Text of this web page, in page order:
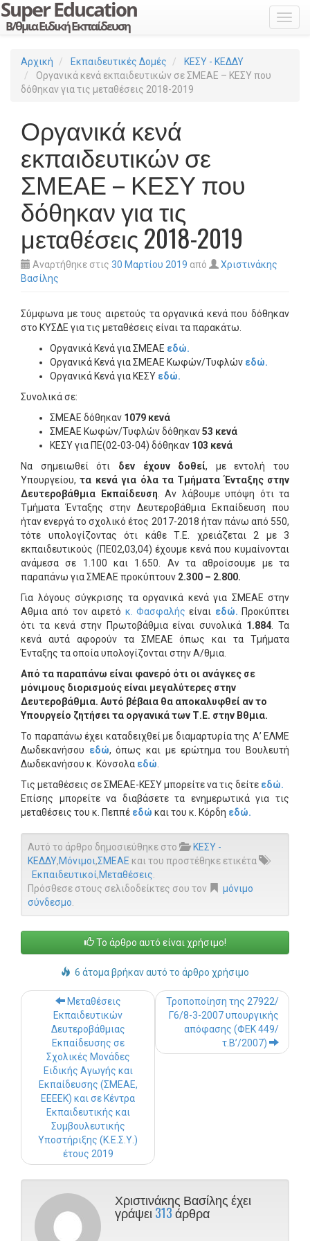
Αρχική Εκπαιδευτικές Δομές
ΚΕΣΥ - ΚΕΔΔΥ
Οργανικά κενά εκπαιδευτικών σε ΣΜΕΑΕ – ΚΕΣΥ που
δόθηκαν για τις μεταθέσεις 2018-2019
Οργανικά κενά
εκπαιδευτικών σε
ΣΜΕΑΕ – ΚΕΣΥ που
δόθηκαν για τις
μεταθέσεις 2018-2019
Αναρτήθηκε στις 30 Μαρτίου 2019 από
Χριστινάκης
Βασίλης
Σύμφωνα με τους αιρετούς τα οργανικά κενά που δόθηκαν
στο ΚΥΣΔΕ για τις μεταθέσεις είναι τα παρακάτω.
Οργανικά Κενά για ΣΜΕΑΕ εδώ.
Οργανικά Κενά για ΣΜΕΑΕ Κωφών/Τυφλών εδώ.
Οργανικά Κενά για ΚΕΣΥ εδώ.
Συνολικά σε:
ΣΜΕΑΕ δόθηκαν 1079 κενά
ΣΜΕΑΕ Κωφών/Τυφλών δόθηκαν53 κενά
ΚΕΣΥ για ΠΕ(02-03-04) δόθηκαν 103 κενά
Να σημειωθεί ότι δεν έχουν δοθεί, με εντολή του
Υπουργείου,τα κενά για όλα τα Τμήματα Ένταξης στην
Δευτεροβάθμια Εκπαίδευση . Αν λάβουμε υπόψη ότι τα
Τμήματα Ένταξης στην Δευτεροβάθμια Εκπαίδευση που
ήταν ενεργά το σχολικό έτος 2017-2018 ήταν πάνω από 550,
τότε υπολογίζοντας ότι κάθε Τ.Ε. χρειάζεται 2 με 3
εκπαιδευτικούς (ΠΕ02,03,04) έχουμε κενά που κυμαίνονται
ανάμεσα σε 1.100 και 1.650. Αν τα αθροίσουμε με τα
παραπάνω για ΣΜΕΑΕ προκύπτουν 2.300 – 2.800.
Για λόγους σύγκρισης τα οργανικά κενά για ΣΜΕΑΕ στην
Αθμια από τον αιρετό κ. Φασφαλής είναι εδώ. Προκύπτει
ότι τα κενά στην Πρωτοβάθμια είναι συνολικά 1.884 . Τα
κενά αυτά αφορούν τα ΣΜΕΑΕ όπως και τα Τμήματα
Ένταξης τα οποία υπολογίζονται στην Α/θμια.
Από τα παραπάνω είναι φανερό ότι οι ανάγκες σε
μόνιμους διορισμούς είναι μεγαλύτερες στην
Δευτεροβάθμια. Αυτό βέβαια θα αποκαλυφθεί αν το
Υπουργείο ζητήσει τα οργανικά των Τ.Ε. στην Βθμια.
Το παραπάνω έχει καταδειχθεί με διαμαρτυρία της Α’ ΕΛΜΕ
Δωδεκανήσου εδώ, όπως και με ερώτημα του Βουλευτή
Δωδεκανήσου κ. Κόνσολα εδώ
Τις μεταθέσεις σε ΣΜΕΑΕ-ΚΕΣΥ μπορείτε να τις δείτε εδώ.
Επίσης μπορείτε να διαβάσετε τα ενημερωτικά για τις
μεταθέσεις του κ. Πεππέ εδώ και του κ. Κόρδη εδώ.
Αυτό το άρθρο δημοσιεύθηκε στο
ΚΕΣΥ -
ΚΕΔΔΥ,Μόνιμοι,ΣΜΕΑΕ και του προστέθηκε ετικέτα
Εκπαιδευτικοί,Μεταθέσεις
Πρόσθεσε στους σελιδοδείκτες σου τον
μόνιμο
σύνδεσμο
Το άρθρο αυτό είναι χρήσιμο!
6 άτομα βρήκαν αυτό το άρθρο χρήσιμο
Post navigation
Μεταθέσεις
Εκπαιδευτικών
Δευτεροβάθμιας
Εκπαίδευσης σε
Σχολικές Μονάδες
Ειδικής Αγωγής και
Εκπαίδευσης (ΣΜΕΑΕ,
ΕΕΕΕΚ) και σε Κέντρα
Εκπαιδευτικής και
Συμβουλευτικής
Υποστήριξης (Κ.Ε.Σ.Υ.)
έτους 2019
Τροποποίηση της 27922/
Γ6/8-3-2007 υπουργικής
απόφασης (ΦΕΚ 449/
τ.Β’/2007)
Χριστινάκης Βασίλης έχει
γράψει 313άρθρα